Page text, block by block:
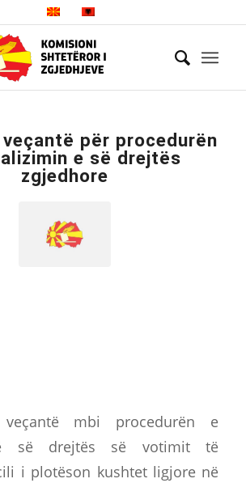
veçantë për procedurën
e së drejtës
zgjedhore
mbi procedurën e
së drejtës së votimit të
i plotëson kushtet ligjore në